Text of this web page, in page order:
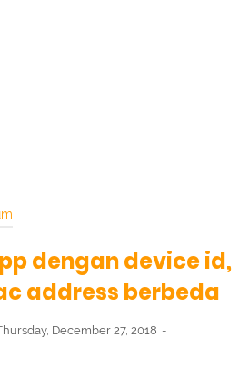
dengan device id,
address berbeda
December 27, 2018